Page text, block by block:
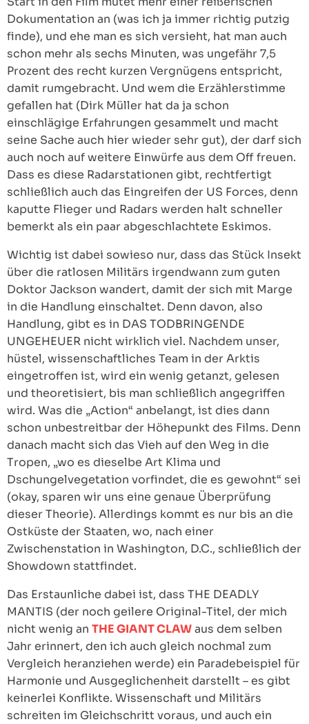
Dokumentation an (was ich ja immer richtig putzig
finde), und ehe man es sich versieht, hat man auch
schon mehr als sechs Minuten, was ungefähr 7,5
Prozent des recht kurzen Vergnügens entspricht,
damit rumgebracht. Und wem die Erzählerstimme
gefallen hat (Dirk Müller hat da ja schon
einschlägige Erfahrungen gesammelt und macht
seine Sache auch hier wieder sehr gut), der darf sich
auch noch auf weitere Einwürfe aus dem Off freuen.
Dass es diese Radarstationen gibt, rechtfertigt
schließlich auch das Eingreifen der US Forces, denn
kaputte Flieger und Radars werden halt schneller
bemerkt als ein paar abgeschlachtete Eskimos.
Wichtig ist dabei sowieso nur, dass das Stück Insekt
über die ratlosen Militärs irgendwann zum guten
Doktor Jackson wandert, damit der sich mit Marge
in die Handlung einschaltet. Denn davon, also
Handlung, gibt es in DAS TODBRINGENDE
UNGEHEUER nicht wirklich viel. Nachdem unser,
hüstel, wissenschaftliches Team in der Arktis
eingetroffen ist, wird ein wenig getanzt, gelesen
und theoretisiert, bis man schließlich angegriffen
wird. Was die „Action“ anbelangt, ist dies dann
schon unbestreitbar der Höhepunkt des Films. Denn
danach macht sich das Vieh auf den Weg in die
Tropen, „wo es dieselbe Art Klima und
Dschungelvegetation vorfindet, die es gewohnt“ sei
(okay, sparen wir uns eine genaue Überprüfung
dieser Theorie). Allerdings kommt es nur bis an die
Ostküste der Staaten, wo, nach einer
Zwischenstation in Washington, D.C., schließlich der
Showdown stattfindet.
Das Erstaunliche dabei ist, dass THE DEADLY
MANTIS (der noch geilere Original-Titel, der mich
nicht wenig an THE GIANT CLAWaus dem selben
Jahr erinnert, den ich auch gleich nochmal zum
Vergleich heranziehen werde) ein Paradebeispiel für
Harmonie und Ausgeglichenheit darstellt – es gibt
keinerlei Konflikte. Wissenschaft und Militärs
schreiten im Gleichschritt voraus, und auch ein